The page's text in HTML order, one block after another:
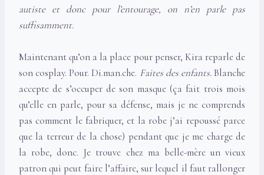
autiste et donc pour l’entourage, on n’en parle pas
suffisamment.
Maintenant qu’on a la place pour penser, Kira reparle de
son cosplay. Pour. Di.man.che. Faites des enfants.Blanche
accepte de s’occuper de son masque (ça fait trois mois
qu’elle en parle, pour sa défense, mais je ne comprends
pas comment le fabriquer, et la robe j’ai repoussé parce
que la terreur de la chose) pendant que je me charge de
la robe, donc. Je trouve chez ma belle-mère un vieux
patron qui peut faire l’affaire, sur lequel il faut rallonger